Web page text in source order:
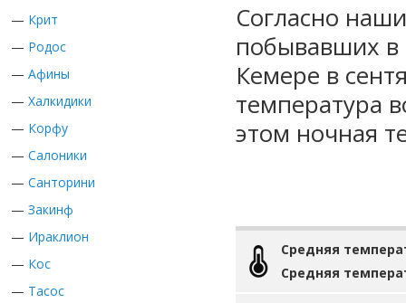
— Крит
— Родос
— Афины
— Халкидики
— Корфу
— Салоники
— Санторини
— Закинф
— Ираклион
— Кос
— Тасос
Согласно
побывавших в
Кемере в
температура
этом ночная
Средняя
Средняя